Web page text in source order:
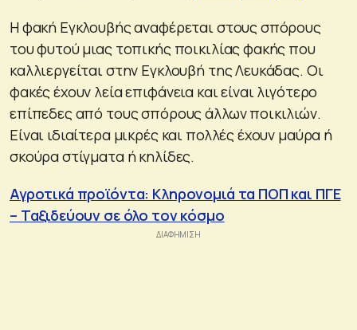
Η φακή Εγκλουβής αναφέρεται στους σπόρους
του φυτού μιας τοπικής ποικιλίας φακής που
καλλιεργείται στην Εγκλουβή της Λευκάδας. Οι
φακές έχουν λεία επιφάνεια και είναι λιγότερο
επίπεδες από τους σπόρους άλλων ποικιλιών.
Είναι ιδιαίτερα μικρές και πολλές έχουν μαύρα ή
σκούρα στίγματα ή κηλίδες.
Αγροτικά προϊόντα: Κληρονομιά τα ΠΟΠ και ΠΓΕ
– Ταξιδεύουν σε όλο τον κόσμο